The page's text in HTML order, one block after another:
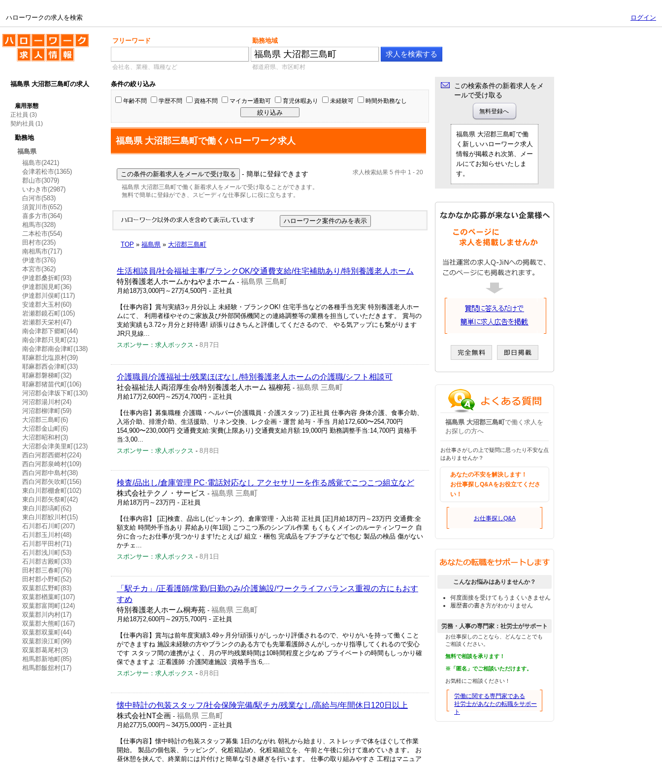
ハローワークの求人を検索 ログイン
ハローワークの求人を検索 フリーワード 勤務地域
会社名、業種、職種など 都道府県、市区町村
福島県 大沼郡三島町の求人
雇用形態
正社員 (3)
契約社員 (1)
勤務地
福島県
福島市(2421)
会津若松市(1365)
郡山市(3079)
いわき市(2987)
白河市(583)
須賀川市(652)
喜多方市(364)
相馬市(328)
二本松市(554)
田村市(235)
南相馬市(717)
伊達市(376)
本宮市(362)
伊達郡桑折町(93)
伊達郡国見町(36)
伊達郡川俣町(117)
安達郡大玉村(60)
岩瀬郡鏡石町(105)
岩瀬郡天栄村(47)
南会津郡下郷町(44)
南会津郡只見町(21)
南会津郡南会津町(138)
耶麻郡北塩原村(39)
耶麻郡西会津町(33)
耶麻郡磐梯町(32)
耶麻郡猪苗代町(106)
河沼郡会津坂下町(130)
河沼郡湯川村(24)
河沼郡柳津町(59)
大沼郡三島町(6)
大沼郡金山町(6)
大沼郡昭和村(3)
大沼郡会津美里町(123)
西白河郡西郷村(224)
西白河郡泉崎村(109)
西白河郡中島村(38)
西白河郡矢吹町(156)
東白川郡棚倉町(102)
東白川郡矢祭町(42)
東白川郡塙町(62)
東白川郡鮫川村(15)
石川郡石川町(207)
石川郡玉川村(48)
石川郡平田村(71)
石川郡浅川町(53)
石川郡古殿町(33)
田村郡三春町(76)
田村郡小野町(52)
双葉郡広野町(83)
双葉郡楢葉町(107)
双葉郡富岡町(124)
双葉郡川内村(17)
双葉郡大熊町(167)
双葉郡双葉町(44)
双葉郡浪江町(99)
双葉郡葛尾村(3)
相馬郡新地町(85)
相馬郡飯舘村(17)
条件の絞り込み
年齢不問 学歴不問 資格不問 マイカー通勤可 育児休暇あり 未経験可 時間外勤務なし
福島県 大沼郡三島町で働くハローワーク求人
求人検索結果 5 件中 1 - 20
- 簡単に登録できます
福島県 大沼郡三島町で働く新着求人をメールで受け取ることができます。
無料で簡単に登録ができ、スピーディな仕事探しに役に立ちます。
TOP » 福島県 » 大沼郡三島町
生活相談員/社会福祉主事/ブランクOK/交通費支給/住宅補助あり/特別養護老人ホーム
特別養護老人ホームかねやまホーム - 福島県 三島町
月給18万3,000円～27万4,500円 - 正社員
【仕事内容】賞与実績3ヶ月分以上 未経験・ブランクOK! 住宅手当などの各種手当充実 特別養護老人ホー
ムにて、 利用者様やそのご家族及び外部関係機関との連絡調整等の業務を担当していただきます。 賞与の
支給実績も3.72ヶ月分と好待遇! 頑張りはきちんと評価してくださるので、 やる気アップにも繋がります
JR只見線...
スポンサー：求人ボックス - 8月7日
介護職員/介護福祉士/残業ほぼなし/特別養護老人ホームの介護職/シフト相談可
社会福祉法人両沼厚生会/特別養護老人ホーム 福柳苑 - 福島県 三島町
月給17万2,600円～25万4,700円 - 正社員
【仕事内容】募集職種 介護職・ヘルパー(介護職員・介護スタッフ) 正社員 仕事内容 身体介護、食事介助、
入浴介助、排泄介助、生活援助、リネン交換、レク企画・運営 給与・手当 月給172,600〜254,700円
154,900〜230,000円 交通費支給:実費(上限あり) 交通費支給月額:19,000円 勤務調整手当:14,700円 資格手
当:3,00...
スポンサー：求人ボックス - 8月8日
検査/品出し/倉庫管理 PC·電話対応なし アクセサリーを作る感覚でこつこつ組立など
株式会社テクノ・サービス - 福島県 三島町
月給18万円～23万円 - 正社員
【仕事内容】 [正]検査、品出し(ピッキング)、倉庫管理・入出荷 正社員 [正]月給18万円～23万円 交通費:全
額支給 時間外手当あり 昇給あり(年1回) こつこつ系のシンプル作業 もくもくメインのルーティンワーク 自
分に合ったお仕事が見つかります!たとえば/ 組立・梱包 完成品をプチプチなどで包む 製品の検品 傷がない
かチェ...
スポンサー：求人ボックス - 8月1日
「駅チカ」/正看護師/常勤/日勤のみ/介護施設/ワークライフバランス重視の方にもおす
すめ
特別養護老人ホーム桐寿苑 - 福島県 三島町
月給18万2,600円～29万5,700円 - 正社員
【仕事内容】賞与は前年度実績3.49ヶ月分!頑張りがしっかり評価されるので、やりがいを持って働くこと
ができますね 施設未経験の方やブランクのある方でも先輩看護師さんがしっかり指導してくれるので安心
です スタッフ間の連携がよく、月の平均残業時間は10時間程度と少なめ プライベートの時間もしっかり確
保できますよ :正看護師 :介護関連施設 :資格手当:6,...
スポンサー：求人ボックス - 8月8日
懐中時計の包装スタッフ/社会保険完備/駅チカ/残業なし/高給与/年間休日120日以上
株式会社NT企画 - 福島県 三島町
月給27万5,000円～34万5,000円 - 正社員
【仕事内容】懐中時計の包装スタッフ募集 1日のながれ 朝礼から始まり、ストレッチで体をほぐして作業
開始。 製品の個包装、ラッピング、化粧箱詰め、化粧箱組立を、午前と午後に分けて進めていきます。 お
昼休憩を挟んで、終業前には片付けと簡単な引き継ぎを行います。 仕事の取り組みやすさ 工程はマニュア
この検索条件の新着求人をメ
ールで受け取る
福島県 大沼郡三島町で働
く新しいハローワーク求人
情報が掲載され次第、メー
ルにてお知らせいたしま
す。
福島県 大沼郡三島町で働く求人を
お探しの方へ
お仕事さがしの上で疑問に思ったり不安な点
はありませんか？
あなたの不安を解決します！
お仕事探しQ&Aをお役立てくださ
い！
お仕事探しQ&A
こんなお悩みはありませんか？
何度面接を受けてもうまくいきません
履歴書の書き方がわかりません
労務・人事の専門家：社労士がサポート
お仕事探しのことなら、どんなことでも
ご相談ください。
無料で相談を承ります！
※「匿名」でご相談いただけます。
お気軽にご相談ください！
労働に関する専門家である
社労士があなたの転職をサポー
ト